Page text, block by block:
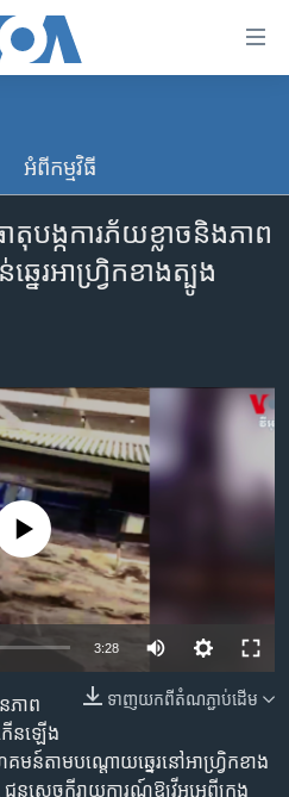
អំពី​កម្មវិធី​
តុបង្កការភ័យខ្លាចនិងភាព
រអាហ្វ្រិកខាងត្បូង
currently available
3:28
ទាញ​យក​ពី​តំណភ្ជាប់​ដើម
ភាព
ើនឡើង
ន៍តាមបណ្តោយឆ្នេរនៅអាហ្រ្វិកខាង
សេចក្តីរាយការណ៍ឱ្យវីអូអេពីក្រុង